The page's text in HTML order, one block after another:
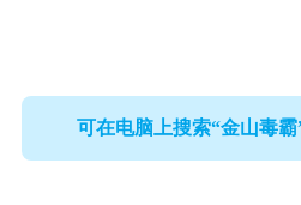
可在电脑上搜索“金山毒